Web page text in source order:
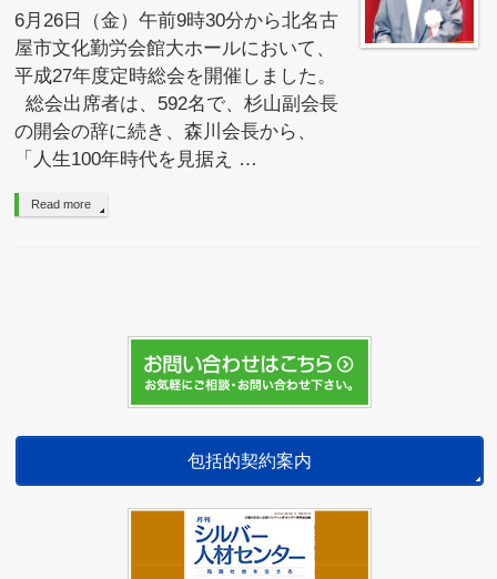
6月26日（金）午前9時30分から北名古
屋市文化勤労会館大ホールにおいて、
平成27年度定時総会を開催しました。
総会出席者は、592名で、杉山副会長
の開会の辞に続き、森川会長から、
「人生100年時代を見据え …
Read more
包括的契約案内